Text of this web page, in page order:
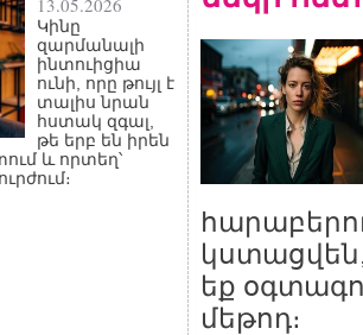
13.05.2026
Կինը
զարմանալի
ինտուիցիա
ունի, որը թույլ է
տալիս նրան
հստակ զգալ,
թե երբ են իրեն
և որտեղ՝
եք
մեթոդ։